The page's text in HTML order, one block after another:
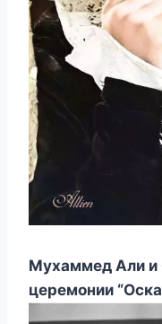
Мухаммед Али и
церемонии